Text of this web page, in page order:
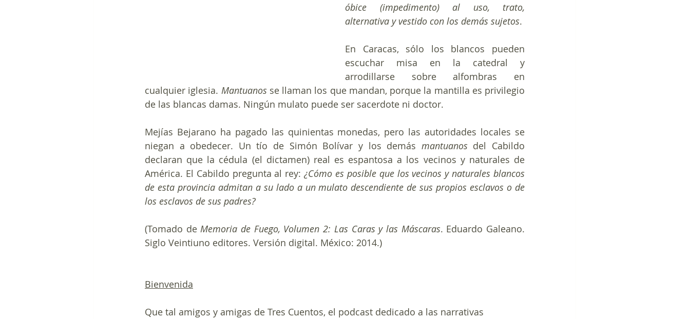
óbice (impedimento) al uso, trato,
alternativa y vestido con los demás sujetos.
En Caracas, sólo los blancos pueden
escuchar misa en la catedral y
arrodillarse sobre alfombras en
cualquier iglesia. Mantuanos se llaman los que mandan, porque la mantilla es privilegio
de las blancas damas. Ningún mulato puede ser sacerdote ni doctor.
Mejías Bejarano ha pagado las quinientas monedas, pero las autoridades locales se
niegan a obedecer. Un tío de Simón Bolívar y los demás mantuanos del Cabildo
declaran que la cédula (el dictamen) real es espantosa a los vecinos y naturales de
América. El Cabildo pregunta al rey: ¿Cómo es posible que los vecinos y naturales blancos
de esta provincia admitan a su lado a un mulato descendiente de sus propios esclavos o de
los esclavos de sus padres?
(Tomado de Memoria de Fuego, Volumen 2: Las Caras y las Máscaras. Eduardo Galeano.
Siglo Veintiuno editores. Versión digital. México: 2014.)
Bienvenida
Que tal amigos y amigas de Tres Cuentos, el podcast dedicado a las narrativas